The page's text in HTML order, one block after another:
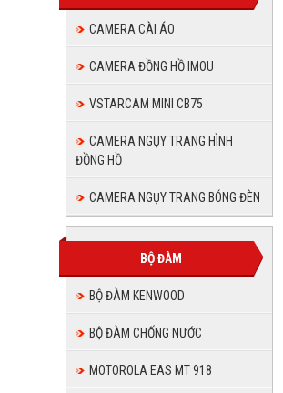
CAMERA CÀI ÁO
CAMERA ĐỒNG HỒ IMOU
VSTARCAM MINI CB75
CAMERA NGỤY TRANG HÌNH
ĐỒNG HỒ
CAMERA NGỤY TRANG BÓNG ĐÈN
BỘ ĐÀM
BỘ ĐÀM KENWOOD
BỘ ĐÀM CHỐNG NƯỚC
MOTOROLA EAS MT 918